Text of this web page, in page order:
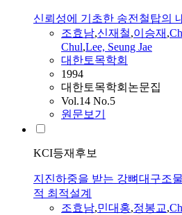
신뢰성에 기초한 송전철탑의
조효남,신재철,이승재 ,
Chul,Lee, Seung Jae
대한토목학회
1994
대한토목학회논문집
Vol.14 No.5
원문보기
KCI등재후보
지진하중을 받는 강뼈대구조
적 최적설계
조효남,민대홍,정봉교,